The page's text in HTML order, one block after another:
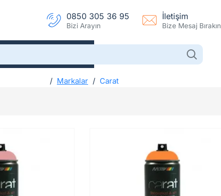
0850 305 36 95
Bizi Arayın
İletişim
Bize Mesaj Bırakın
Markalar Carat